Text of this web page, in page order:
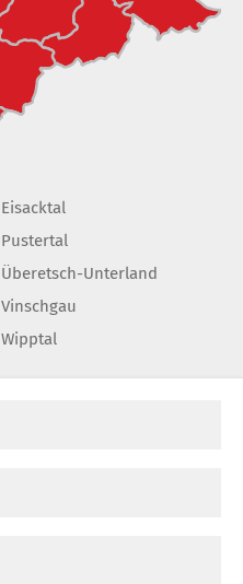
Eisacktal
Pustertal
Überetsch-Unterland
Vinschgau
Wipptal